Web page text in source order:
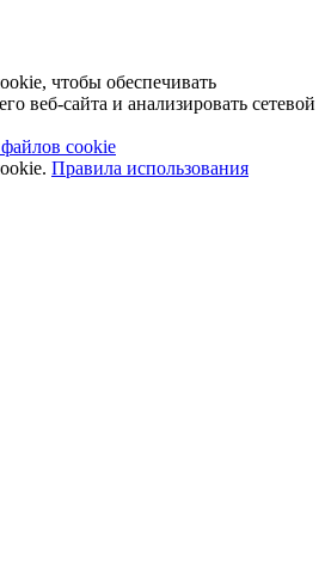
чтобы обеспечивать
веб-сайта и анализировать сетевой
cookie
Правила использования